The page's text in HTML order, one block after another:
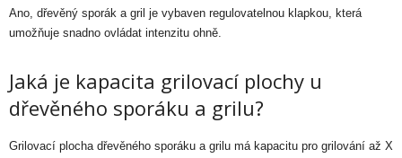
Ano, dřevěný sporák a gril je vybaven regulovatelnou klapkou, která
umožňuje snadno ovládat intenzitu ohně.
Jaká je kapacita grilovací plochy u
dřevěného sporáku a grilu?
Grilovací plocha dřevěného sporáku a grilu má kapacitu pro grilování až X